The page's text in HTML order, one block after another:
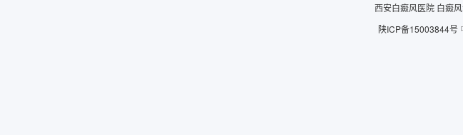
西安白癜风医院 白癜
陕ICP备15003844号